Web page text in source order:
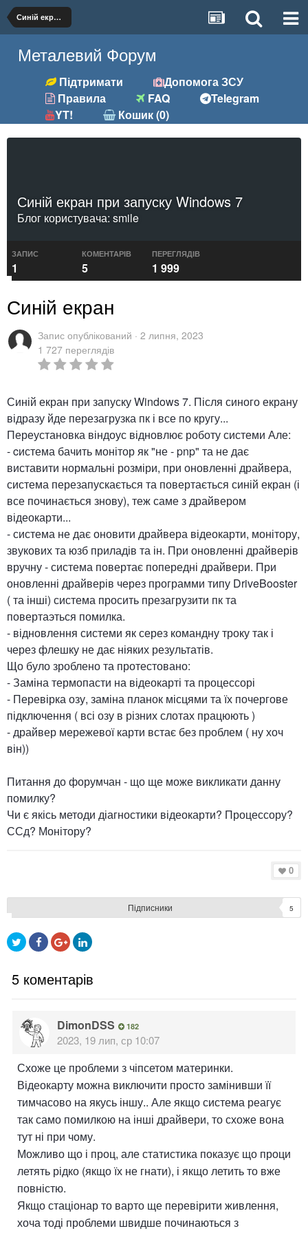
Синій екран при запуску Windows 7
Металевий Форум
Підтримати
Допомога ЗСУ
Правила
FAQ
Telegram
YT!
Кошик (0)
Синій екран при запуску Windows 7
Блог користувача: smile
ЗАПИС
1
КОМЕНТАРІВ
5
ПЕРЕГЛЯДІВ
1 999
Синій екран
Запис опублікований · 2 липня, 2023
1 727 переглядів
Синій екран при запуску Windows 7. Після синого екрану
відразу йде перезагрузка пк і все по кругу...
Переустановка віндоус відновлює роботу системи Але:
- cистема бачить монітор як "не - pnp" та не дає
виставити нормальні розміри, при оновленні драйвера,
система перезапускається та повертається синій екран (і
все починається знову), теж саме з драйвером
відеокарти...
- система не дає оновити драйвера відеокарти, монітору,
звукових та юзб приладів та ін. При оновленні драйверів
вручну - система повертає попередні драйвери. При
оновленні драйверів через программи типу DriveBooster
( та інші) система просить презагрузити пк та
повертаэться помилка.
- відновлення системи як серез командну троку так і
через флешку не дає ніяких результатів.
Що було зроблено та протестовано:
- Заміна термопасти на відеокарті та процессорі
- Перевірка озу, заміна планок місцями та їх почергове
підключення ( всі озу в різних слотах працюють )
- драйвер мережевої карти встає без проблем ( ну хоч
він))
Питання до форумчан - що ще може викликати данну
помилку?
Чи є якісь методи діагностики відеокарти? Процессору?
ССд? Монітору?
0
Підписники 5
5 коментарів
DimonDSS 182
2023, 19 лип, ср 10:07
Схоже це проблеми з чіпсетом материнки.
Відеокарту можна виключити просто замінивши її
тимчасово на якусь іншу.. Але якщо система реагує
так само помилкою на інші драйвери, то схоже вона
тут ні при чому.
Можливо що і проц, але статистика показує що проци
летять рідко (якщо їх не гнати), і якщо летить то вже
повністю.
Якщо стаціонар то варто ще перевірити живлення,
хоча тоді проблеми швидше починаються з